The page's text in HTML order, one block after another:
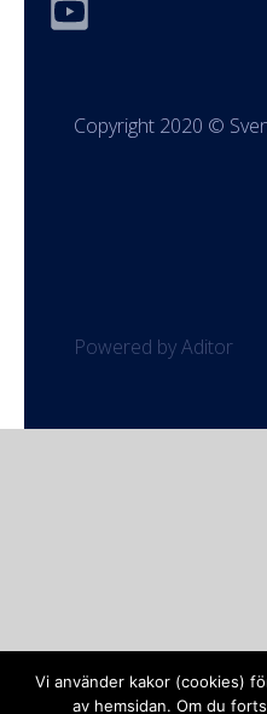
Copyright 2020 ©
Powered by Aditor
Vi använder kakor (cookies)
av hemsidan. Om du